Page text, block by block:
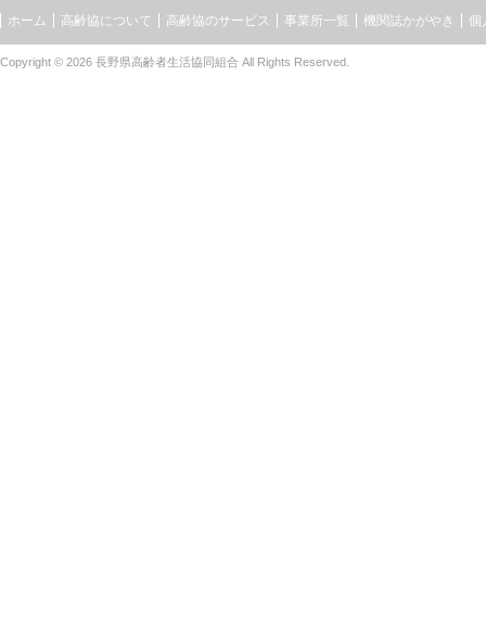
ホーム 高齢協について 高齢協のサービス 事業所一覧 機関誌かがやき 個
Copyright © 2026 長野県高齢者生活協同組合 All Rights Reserved.